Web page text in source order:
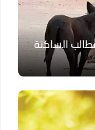
الساكنة